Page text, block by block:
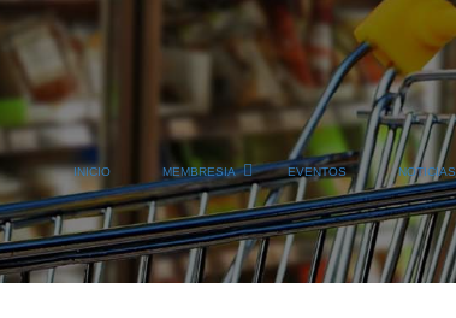
INICIO MEMBRESIA EVENTOS NOTICIAS